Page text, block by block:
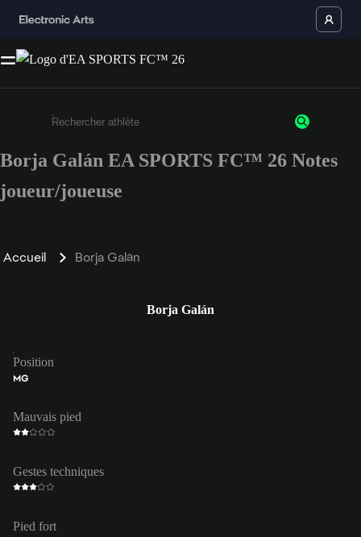
Saisissez au moins 3 caractères ou chiffres.
Borja Galán EA SPORTS FC™ 26 Notes
joueur/joueuse
Accueil Borja Galán
Borja Galán
Position
MG
Mauvais pied
Gestes techniques
Pied fort